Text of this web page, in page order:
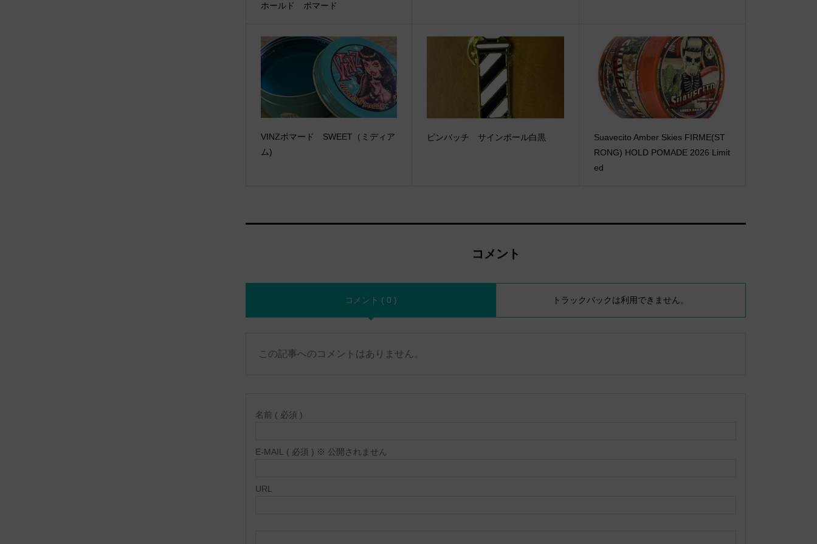
ホールド ポマード
VINZポマード SWEET（ミディア
ム)
ピンバッチ サインポール白黒
Suavecito Amber Skies FIRME(ST
RONG) HOLD POMADE 2026 Limit
ed
コメント
コメント ( 0 ) トラックバックは利用できません。
この記事へのコメントはありません。
名前 ( 必須 )
E-MAIL ( 必須 ) ※ 公開されません
URL